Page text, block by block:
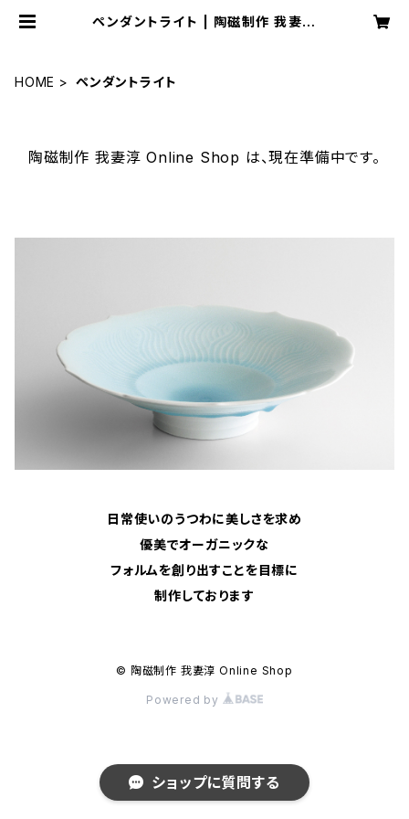
ペンダントライト | 陶磁制作 我妻淳
HOME ペンダントライト
陶磁制作 我妻淳 Online Shop は、現在準備中です。
日常使いのうつわに美しさを求め
優美でオーガニックな
フォルムを創り出すことを目標に
制作しております
© 陶磁制作 我妻淳 Online Shop
Powered by
ショップに質問する